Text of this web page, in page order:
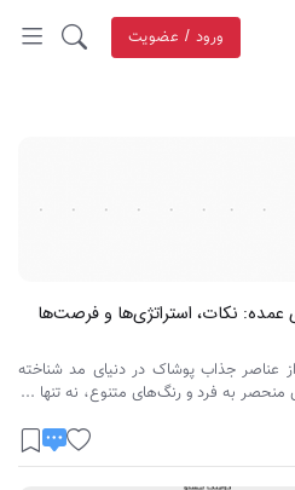
ورود / عضویت
عمده: نکات، استراتژی‌ها و فرصت‌ها
عناصر جذاب پوشاک در دنیای مد شناخته
به فرد و رنگ‌های متنوع، نه تنها ...